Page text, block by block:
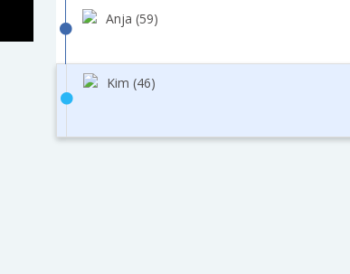
Anja (59)
Kim (46)